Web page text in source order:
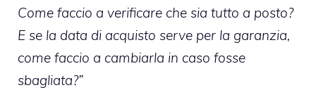
Come faccio a verificare che sia tutto a posto?
E se la data di acquisto serve per la garanzia,
come faccio a cambiarla in caso fosse
sbagliata?”